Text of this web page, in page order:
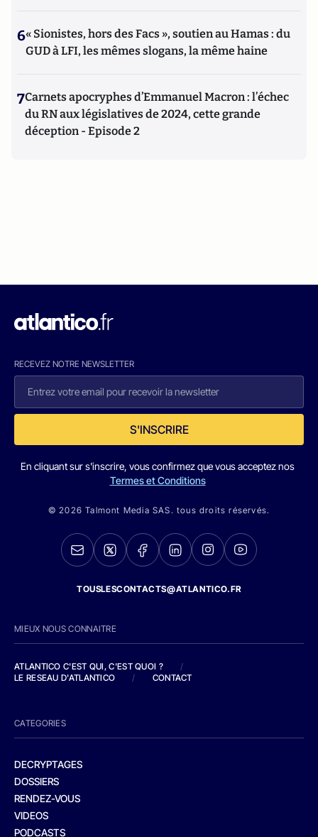
6« Sionistes, hors des Facs », soutien au Hamas : du
GUD à LFI, les mêmes slogans, la même haine
7Carnets apocryphes d’Emmanuel Macron : l’échec
du RN aux législatives de 2024, cette grande
déception - Episode 2
RECEVEZ NOTRE NEWSLETTER
S'INSCRIRE
En cliquant sur s'inscrire, vous confirmez que vous acceptez nos
Termes et Conditions
© 2026 Talmont Media SAS. tous droits réservés.
TOUSLESCONTACTS@ATLANTICO.FR
MIEUX NOUS CONNAITRE
ATLANTICO C'EST QUI, C'EST QUOI ?
/
LE RESEAU D'ATLANTICO
/ CONTACT
CATEGORIES
DECRYPTAGES
DOSSIERS
RENDEZ-VOUS
VIDEOS
PODCASTS